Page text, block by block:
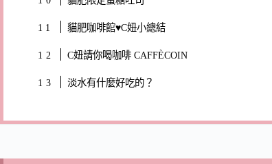
貓肥咖啡館♥C妞小總結
C妞請你喝咖啡 CAFFÈCOIN
淡水有什麼好吃的？